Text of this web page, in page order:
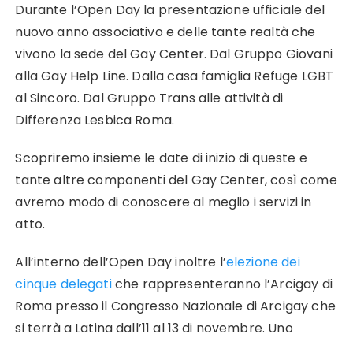
Durante l’Open Day la presentazione ufficiale del
nuovo anno associativo e delle tante realtà che
vivono la sede del Gay Center. Dal Gruppo Giovani
alla Gay Help Line. Dalla casa famiglia Refuge LGBT
al Sincoro. Dal Gruppo Trans alle attività di
Differenza Lesbica Roma.
Scopriremo insieme le date di inizio di queste e
tante altre componenti del Gay Center, così come
avremo modo di conoscere al meglio i servizi in
atto.
All’interno dell’Open Day inoltre l’elezione dei
cinque delegatiche rappresenteranno l’Arcigay di
Roma presso il Congresso Nazionale di Arcigay che
si terrà a Latina dall’11 al 13 di novembre. Uno